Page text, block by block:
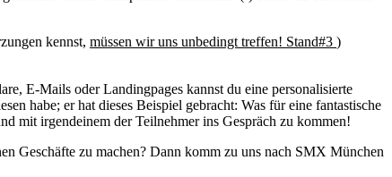
kennst, müssen wir uns unbedingt treffen! Stand#3 )
E-Mails oder Landingpages kannst du eine personalisierte
habe; er hat dieses Beispiel gebracht: Was für eine fantastische
mit irgendeinem der Teilnehmer ins Gespräch zu kommen!
Geschäfte zu machen? Dann komm zu uns nach SMX München